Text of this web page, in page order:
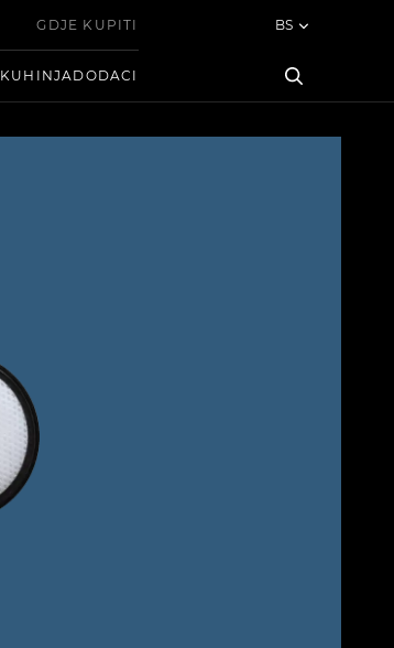
GDJE KUPITI
KUHINJADODACI
BS